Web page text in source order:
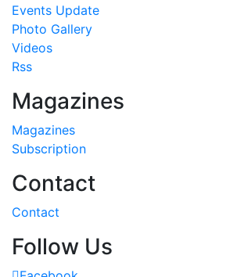
Events Update
Photo Gallery
Videos
Rss
Magazines
Magazines
Subscription
Contact
Contact
Follow Us